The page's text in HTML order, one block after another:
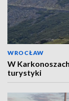
WROCŁAW
W
turystyki